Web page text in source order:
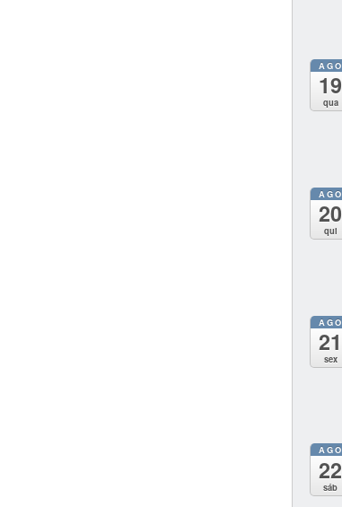
AGO
19
qua
AGO
20
qui
AGO
21
sex
AGO
22
sáb